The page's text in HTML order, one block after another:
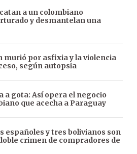
a un colombiano
y desmantelan una
murió por asfixia y la violencia
según autopsia
a gota: Así opera el negocio
que acecha a Paraguay
españoles y tres bolivianos son
crimen de compradores de